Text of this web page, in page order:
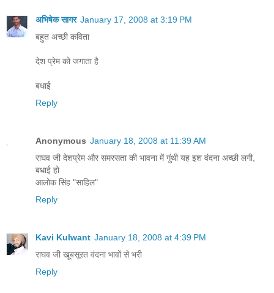
अभिषेक सागर January 17, 2008 at 3:19 PM
बहुत अच्छी कविता
देश प्रेम को जगाता है
बधाई
Reply
Anonymous January 18, 2008 at 11:39 AM
राघव जी देशप्रेम और समरसता की भावना में गुंथी यह इश वंदना अच्छी लगी,
बधाई हो
आलोक सिंह "साहिल"
Reply
Kavi Kulwant January 18, 2008 at 4:39 PM
राघव जी खूबसूरत वंदना भावों से भरी
Reply